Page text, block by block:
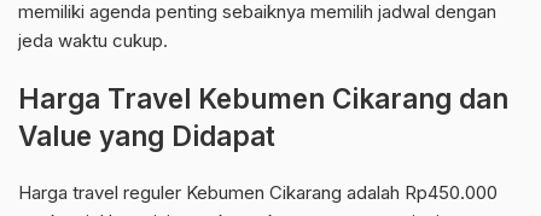
memiliki agenda penting sebaiknya memilih jadwal dengan
jeda waktu cukup.
Harga Travel Kebumen Cikarang dan
Value yang Didapat
Harga travel reguler Kebumen Cikarang adalah Rp450.000